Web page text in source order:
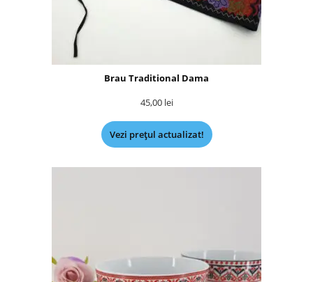
Brau Traditional Dama
45,00 lei
Vezi prețul actualizat!